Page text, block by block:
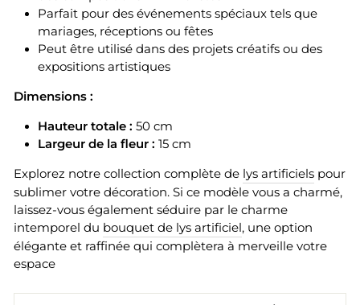
Parfait pour des événements spéciaux tels que
mariages, réceptions ou fêtes
Peut être utilisé dans des projets créatifs ou des
expositions artistiques
Dimensions :
Hauteur totale : 50 cm
Largeur de la fleur : 15 cm
Explorez notre collection complète de lys artificiels pour
sublimer votre décoration. Si ce modèle vous a charmé,
laissez-vous également séduire par le charme
intemporel du bouquet de lys artificiel, une option
élégante et raffinée qui complètera à merveille votre
espace